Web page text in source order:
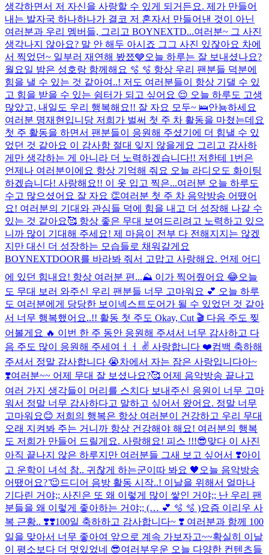
생각하면서 저 자신을 사랑할 수 있게 되거든요. 제가 만들어
내는 발자국 하나하나가 결코 저 혼자서 만들어낸 것이 아닌
여러분과 우리 멤버들, 그리고 BOYNEXTD...여러분~ 그 사진
생각나지 않아요? 말 안 해두 아시죠 그그 사진 있잖아요 차에
서 찍었던~ 일부러 재연해 봤쬬🩶오늘 하루는 잘 보내셨나요?
월요일 밤은 성호랑 함께해요 🫧 🫧 항상 우리 팬분들 덕분에
힘을 낼 수 있는 것 같아여..! 저도 여러분들이 항상 기댈 수 있
고 힘을 받을 수 있는 쉼터가 되고 싶어요 😌 오늘 하루도 고생
많았고, 내일도 우리 행복해요!! 잘 자요 모두~ 🛌안뇽하세요
여러분 명재현입니당 저희가 벌써 첫 주 차 활동을 마쳤는데요
첫 주 활동을 하면서 팬분들이 응원해 주셨기에 더 힘낼 수 있
었던 것 같아요 이 감사함 절대 잊지 않을게요 그리고 감사하
게만 생각하는 게 아니라 더 노력하겠습니다!! 저한테 1번은
언제나 여러분이에요 항상 기억해 줘요 오늘 라디오도 화이팅
하겠습니다! 사랑해요!! 이 옷 입고 찍은...여러분 오늘 하루도
수고 많으셨어요 잘 자요 👏여러분 첫 주 차 음악방송 어땠어
요! 여러분의 기대와 관심들 덕에 힘을 내고 더 성장해 나갈 수
있는 것 같아요🥰 항상 좋은 무대 보여드리려고 노력하고 있으
니까 많이 기대해 주세요! 제 마음이 전부 다 전해지지는 않겠
지만 대신 더 성장하는 모습들로 채워갈게요
BOYNEXTDOOR를 바라봐 줘서 고맙고 사랑해요. 언제 어디
에 있던 힘내요! 항상 여러분 편...⛰️ 이가 찍어줬어요 😂오늘
도 무대 보러 와주신 우리 팬분들 너무 고마워요 💕 오늘 하루
도 여러분에게 당당한 보이넥스트도어가 될 수 있었던 것 같아
서 너무 행복했어요..!! 활동 첫 주도 Okay, Cut 🎬 다음 주도 찢
어볼게요 🔥 이번 한 주 동안 응원해 주셔서 너무 감사하고 다
음 주도 많이 응원해 주세여ㅓㅓ ✌️ 사랑합니다 ❤️컴백 축하해
주셔서 정말 감사합니다 😭차에서 자는 잠은 사랑입니다아~
❣️여러분~~ 어제 무대 잘 보셨나요?🥰 어제 음악방송 끝나고
여러 가지 생각들이 머리를 스치다 보내주신 응원이 너무 고마
워서 정말 너무 감사하다고 말하고 싶어서 왔어요. 정말 너무
고마워요😊 저희의 행복은 항상 여러분이 건강하고 우리 무대
오래 지켜봐 주는 거니까 항상 건강해야 해요! 여러분의 행복
도 저희가 만들어 드릴게요. 사랑해요! 피스 !!!😎맞다 이 사진
아직 끝나지 않은 하루지만 여러분들 그새 보고 싶어서 ❣️아이
고 운학이 녀석 참.. 귀찮게 하는군이따 봐요 🖤 오늘 음악방송
어땠어요? ̆̈😉드디어 음방 활동 시작..! 이날을 위해서 얼마나
기다린 거야;; 사진은 또 왜 이렇게 많이 쌓인 거야;; 난 우리 팬
분들을 왜 이렇게 좋아하는 거야;; (… 💕 🫧 🫧 )요즘 이리우 사
복 근황.. ❣️❣️100일 축하하고 감사합니다~ ❣️ 여러분과 함께 100
일을 맞아서 너무 좋아여 앞으로 계속 가보자고~~확실히 이날
이 평소보다 더 멋있었네 😎여러부우운 오늘 다양한 컨텐츠들